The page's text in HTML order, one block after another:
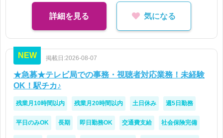
詳細を見る 気になる
NEW 掲載日:2026-08-07
★急募★テレビ局での事務・視聴者対応業務！未経験
OK！駅チカ♪
残業月10時間以内 残業月20時間以内 土日休み 週5日勤務
平日のみOK 長期 即日勤務OK 交通費支給 社会保険完備